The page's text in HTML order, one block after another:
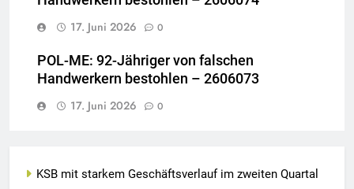
17. Juni 2026
0
POL-ME: 92-Jähriger von falschen
Handwerkern bestohlen – 2606073
17. Juni 2026
0
KSB mit starkem Geschäftsverlauf im zweiten Quartal